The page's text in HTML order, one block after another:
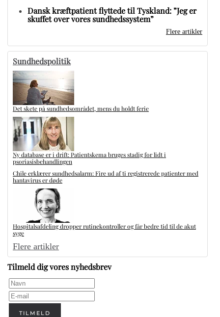
Dansk kræftpatient flyttede til Tyskland: ”Jeg er
skuffet over vores sundhedssystem”
Flere artikler
Sundhedspolitik
Det skete på sundhedsområdet, mens du holdt ferie
Ny database er i drift: Patientskema bruges stadig for lidt i
psoriasisbehandlingen
Chile erklærer sundhedsalarm: Fire ud af ti registrerede patienter med
hantavirus er døde
Hospitalsafdeling dropper rutinekontroller og får bedre tid til de akut
syge
Flere artikler
Tilmeld dig vores nyhedsbrev
TILMELD